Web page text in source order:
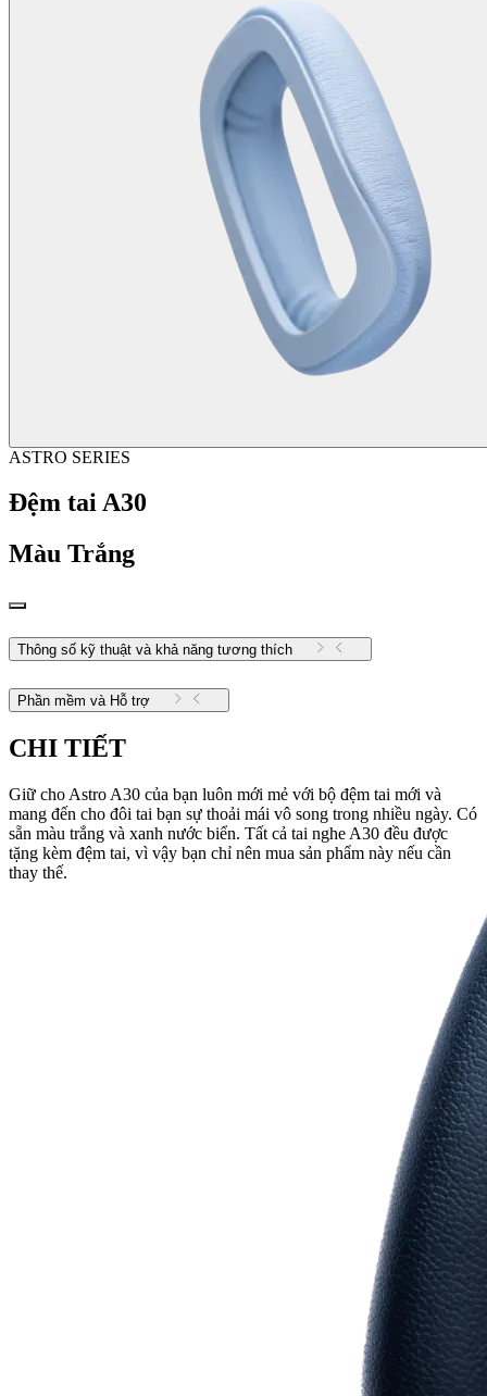
ASTRO SERIES
Đệm tai A30
Màu Trắng
Thông số kỹ thuật và khả năng tương thích
Phần mềm và Hỗ trợ
CHI TIẾT
Giữ cho Astro A30 của bạn luôn mới mẻ với bộ đệm tai mới và
mang đến cho đôi tai bạn sự thoải mái vô song trong nhiều ngày. Có
sẵn màu trắng và xanh nước biển. Tất cả tai nghe A30 đều được
tặng kèm đệm tai, vì vậy bạn chỉ nên mua sản phẩm này nếu cần
thay thế.